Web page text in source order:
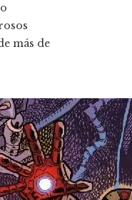
más de